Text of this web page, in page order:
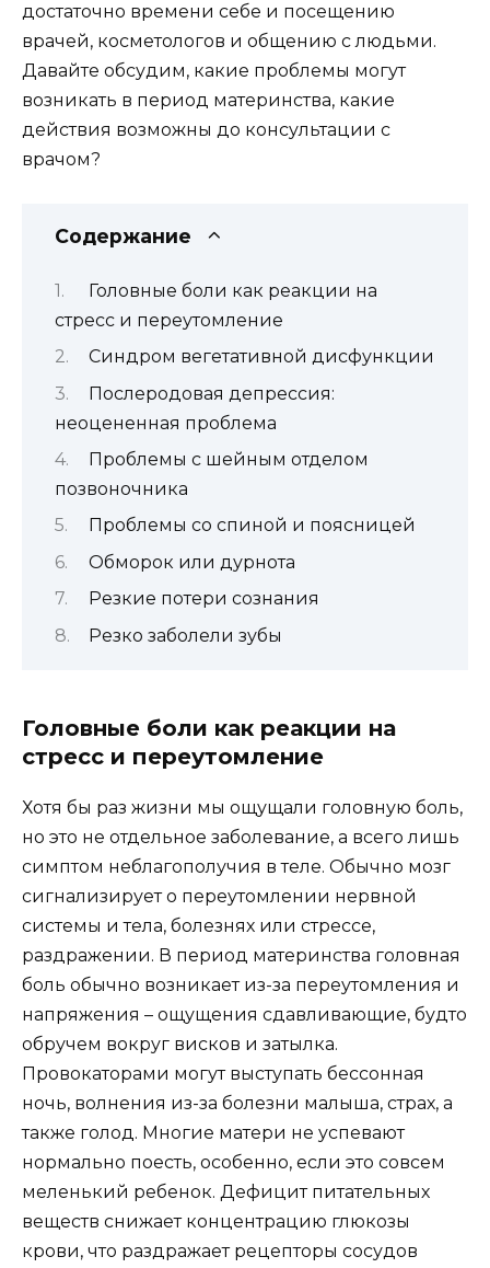
достаточно времени себе и посещению
врачей, косметологов и общению с людьми.
Давайте обсудим, какие проблемы могут
возникать в период материнства, какие
действия возможны до консультации с
врачом?
Содержание
Головные боли как реакции на
стресс и переутомление
Синдром вегетативной дисфункции
Послеродовая депрессия:
неоцененная проблема
Проблемы с шейным отделом
позвоночника
Проблемы со спиной и поясницей
Обморок или дурнота
Резкие потери сознания
Резко заболели зубы
Головные боли как реакции на
стресс и переутомление
Хотя бы раз жизни мы ощущали головную боль,
но это не отдельное заболевание, а всего лишь
симптом неблагополучия в теле. Обычно мозг
сигнализирует о переутомлении нервной
системы и тела, болезнях или стрессе,
раздражении. В период материнства головная
боль обычно возникает из-за переутомления и
напряжения – ощущения сдавливающие, будто
обручем вокруг висков и затылка.
Провокаторами могут выступать бессонная
ночь, волнения из-за болезни малыша, страх, а
также голод. Многие матери не успевают
нормально поесть, особенно, если это совсем
меленький ребенок. Дефицит питательных
веществ снижает концентрацию глюкозы
крови, что раздражает рецепторы сосудов